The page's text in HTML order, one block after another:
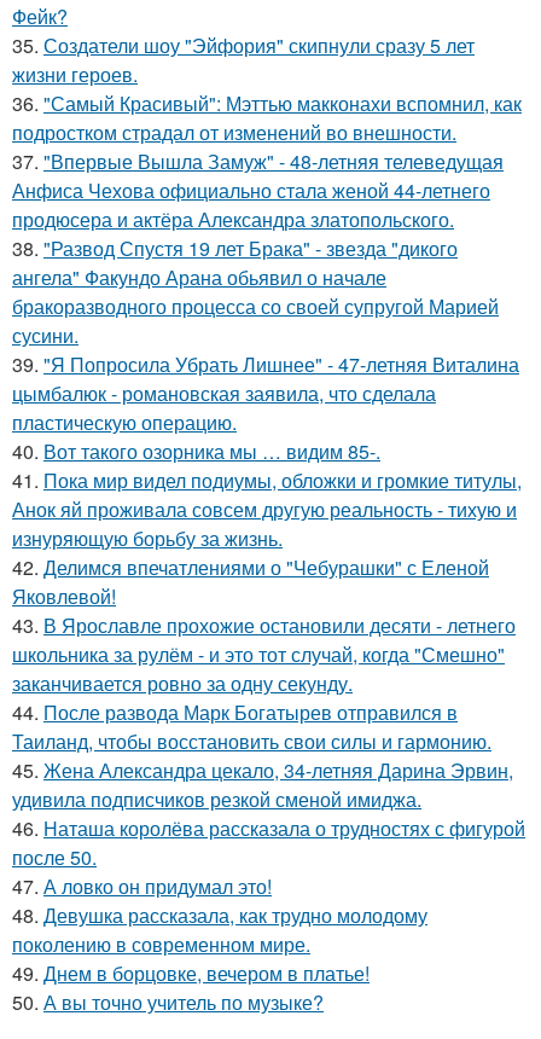
Фейк?
35. Создатели шоу "Эйфория" скипнули сразу 5 лет
жизни героев.
36. "Самый Красивый": Мэттью макконахи вспомнил, как
подростком страдал от изменений во внешности.
37. "Впервые Вышла Замуж" - 48-летняя телеведущая
Анфиса Чехова официально стала женой 44-летнего
продюсера и актёра Александра златопольского.
38. "Развод Спустя 19 лет Брака" - звезда "дикого
ангела" Факундо Арана обьявил о начале
бракоразводного процесса со своей супругой Марией
сусини.
39. "Я Попросила Убрать Лишнее" - 47-летняя Виталина
цымбалюк - романовская заявила, что сделала
пластическую операцию.
40. Вот такого озорника мы … видим 85-.
41. Пока мир видел подиумы, обложки и громкие титулы,
Анок яй проживала совсем другую реальность - тихую и
изнуряющую борьбу за жизнь.
42. Делимся впечатлениями о "Чебурашки" с Еленой
Яковлевой!
43. В Ярославле прохожие остановили десяти - летнего
школьника за рулём - и это тот случай, когда "Смешно"
заканчивается ровно за одну секунду.
44. После развода Марк Богатырев отправился в
Таиланд, чтобы восстановить свои силы и гармонию.
45. Жена Александра цекало, 34-летняя Дарина Эрвин,
удивила подписчиков резкой сменой имиджа.
46. Наташа королёва рассказала о трудностях с фигурой
после 50.
47. А ловко он придумал это!
48. Девушка рассказала, как трудно молодому
поколению в современном мире.
49. Днем в борцовке, вечером в платье!
50. А вы точно учитель по музыке?